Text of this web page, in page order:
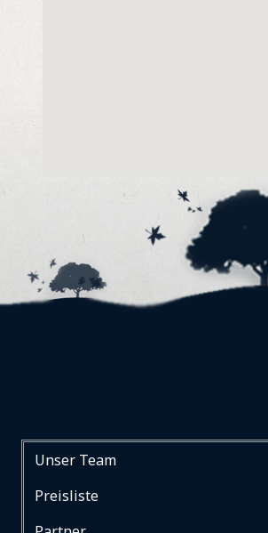
Unser Team
Preisliste